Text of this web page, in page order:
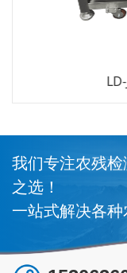
我们专注农残
之选！
一站式解决各